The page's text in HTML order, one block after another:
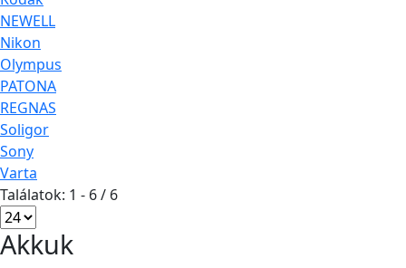
NEWELL
Nikon
Olympus
PATONA
REGNAS
Soligor
Sony
Varta
Találatok: 1 - 6 / 6
Akkuk